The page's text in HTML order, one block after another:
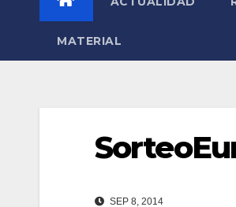
MATERIAL
SEP 8, 2014